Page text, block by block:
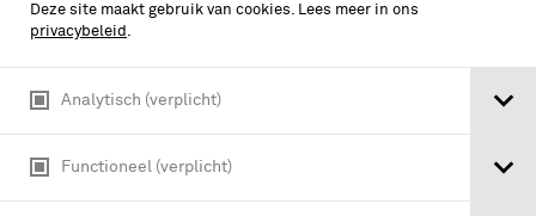
Deze site maakt gebruik van cookies. Lees meer in ons
privacybeleid .
Analytisch (verplicht)
Functioneel (verplicht)
Onderdeel van Stichting Koninklijke Defensiemusea,